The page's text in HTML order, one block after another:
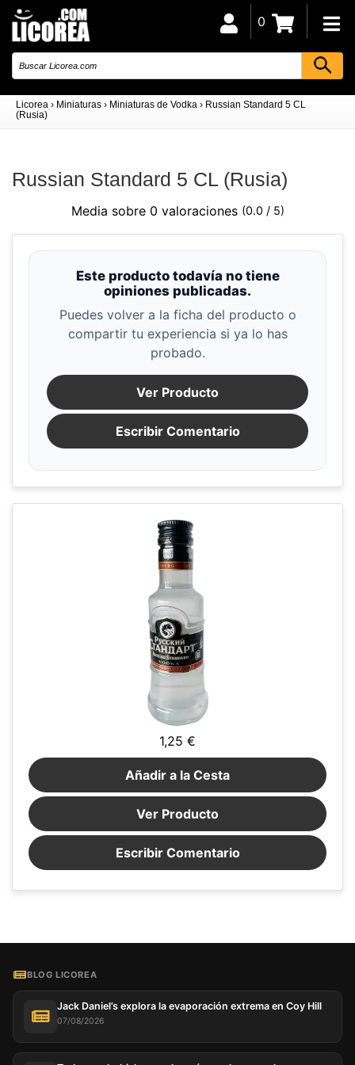
Licorea › Miniaturas › Miniaturas de Vodka › Russian Standard 5 CL
(Rusia)
0
Russian Standard 5 CL (Rusia)
Media sobre 0 valoraciones (0.0 / 5)
Este producto todavía no tiene
opiniones publicadas.
Puedes volver a la ficha del producto o
compartir tu experiencia si ya lo has
probado.
Ver Producto
Escribir Comentario
1,25 €
Añadir a la Cesta
Ver Producto
Escribir Comentario
BLOG LICOREA
Jack Daniel’s explora la evaporación extrema en Coy Hill
07/08/2026